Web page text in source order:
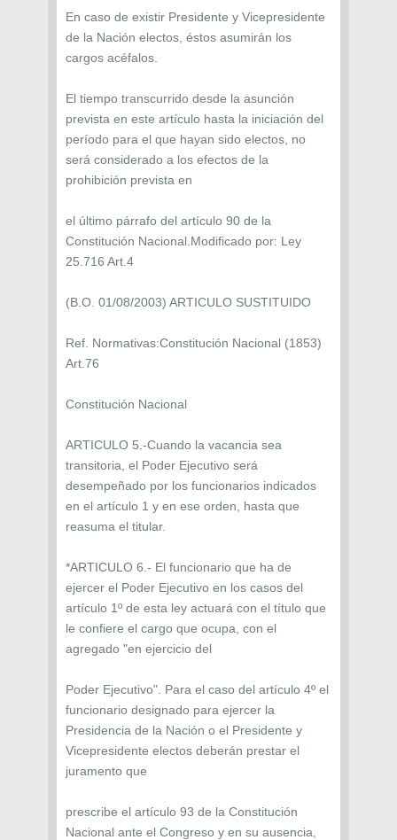
En caso de existir Presidente y Vicepresidente
de la Nación electos, éstos asumirán los
cargos acéfalos.
El tiempo transcurrido desde la asunción
prevista en este artículo hasta la iniciación del
período para el que hayan sido electos, no
será considerado a los efectos de la
prohibición prevista en
el último párrafo del artículo 90 de la
Constitución Nacional.Modificado por: Ley
25.716 Art.4
(B.O. 01/08/2003) ARTICULO SUSTITUIDO
Ref. Normativas:Constitución Nacional (1853)
Art.76
Constitución Nacional
ARTICULO 5.-Cuando la vacancia sea
transitoria, el Poder Ejecutivo será
desempeñado por los funcionarios indicados
en el artículo 1 y en ese orden, hasta que
reasuma el titular.
*ARTICULO 6.- El funcionario que ha de
ejercer el Poder Ejecutivo en los casos del
artículo 1º de esta ley actuará con el título que
le confiere el cargo que ocupa, con el
agregado "en ejercicio del
Poder Ejecutivo". Para el caso del artículo 4º el
funcionario designado para ejercer la
Presidencia de la Nación o el Presidente y
Vicepresidente electos deberán prestar el
juramento que
prescribe el artículo 93 de la Constitución
Nacional ante el Congreso y en su ausencia,